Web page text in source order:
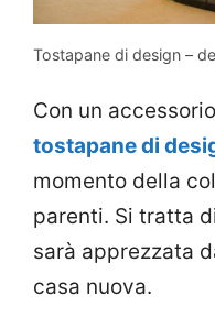
Tostapane di design –
Con un
tostapane di
momento della
parenti. Si tratta
sarà apprezzata
casa nuova.